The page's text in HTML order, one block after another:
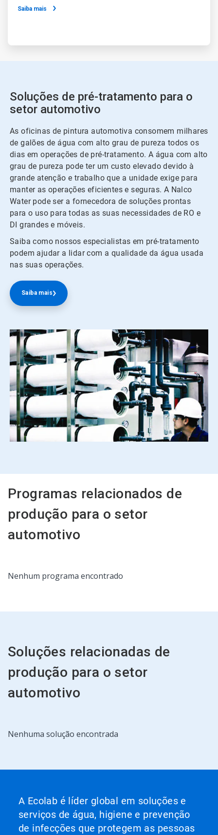
Saiba mais
Soluções de pré-tratamento para o
setor automotivo
As oficinas de pintura automotiva consomem milhares
de galões de água com alto grau de pureza todos os
dias em operações de pré-tratamento. A água com alto
grau de pureza pode ter um custo elevado devido à
grande atenção e trabalho que a unidade exige para
manter as operações eficientes e seguras. A Nalco
Water pode ser a fornecedora de soluções prontas
para o uso para todas as suas necessidades de RO e
DI grandes e móveis.
Saiba como nossos especialistas em pré-tratamento
podem ajudar a lidar com a qualidade da água usada
nas suas operações.
Saiba mais
Programas relacionados de
produção para o setor
automotivo
Nenhum programa encontrado
Soluções relacionadas de
produção para o setor
automotivo
Nenhuma solução encontrada
A Ecolab é líder global em soluções e
serviços de água, higiene e prevenção
de infecções que protegem as pessoas